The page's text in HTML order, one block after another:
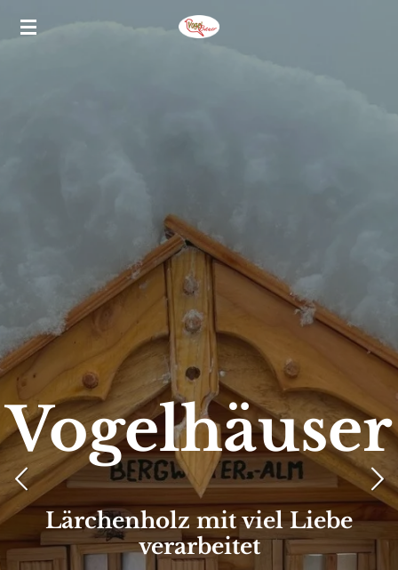
Zum
Vogelhäuser
Lärchenholz mit viel Liebe
verarbeitet